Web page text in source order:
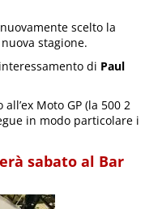
scelto la
stagione.
di Paul
Moto GP (la 500 2
in modo particolare i
sabato al Bar